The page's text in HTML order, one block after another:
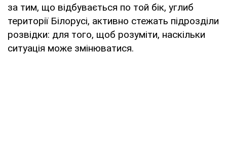
за тим, що відбувається по той бік, углиб
території Білорусі, активно стежать підрозділи
розвідки: для того, щоб розуміти, наскільки
ситуація може змінюватися.